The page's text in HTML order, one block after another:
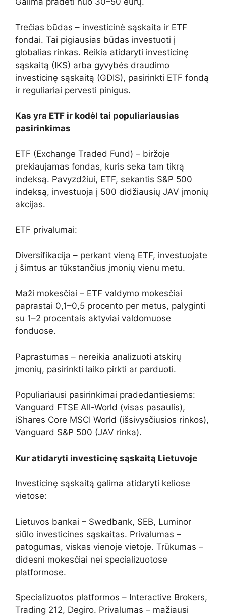
Trečias būdas – investicinė sąskaita ir ETF
fondai. Tai pigiausias būdas investuoti į
globalias rinkas. Reikia atidaryti investicinę
sąskaitą (IKS) arba gyvybės draudimo
investicinę sąskaitą (GDIS), pasirinkti ETF fondą
ir reguliariai pervesti pinigus.
Kas yra ETF ir kodėl tai populiariausias
pasirinkimas
ETF (Exchange Traded Fund) – biržoje
prekiaujamas fondas, kuris seka tam tikrą
indeksą. Pavyzdžiui, ETF, sekantis S&P 500
indeksą, investuoja į 500 didžiausių JAV įmonių
akcijas.
ETF privalumai:
Diversifikacija – perkant vieną ETF, investuojate
į šimtus ar tūkstančius įmonių vienu metu.
Maži mokesčiai – ETF valdymo mokesčiai
paprastai 0,1–0,5 procento per metus, palyginti
su 1–2 procentais aktyviai valdomuose
fonduose.
Paprastumas – nereikia analizuoti atskirų
įmonių, pasirinkti laiko pirkti ar parduoti.
Populiariausi pasirinkimai pradedantiesiems:
Vanguard FTSE All-World (visas pasaulis),
iShares Core MSCI World (išsivysčiusios rinkos),
Vanguard S&P 500 (JAV rinka).
Kur atidaryti investicinę sąskaitą Lietuvoje
Investicinę sąskaitą galima atidaryti keliose
vietose:
Lietuvos bankai – Swedbank, SEB, Luminor
siūlo investicines sąskaitas. Privalumas –
patogumas, viskas vienoje vietoje. Trūkumas –
didesni mokesčiai nei specializuotose
platformose.
Specializuotos platformos – Interactive Brokers,
Trading 212, Degiro. Privalumas – mažiausi